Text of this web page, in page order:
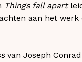
Things fall apart
aan het werk
van Joseph